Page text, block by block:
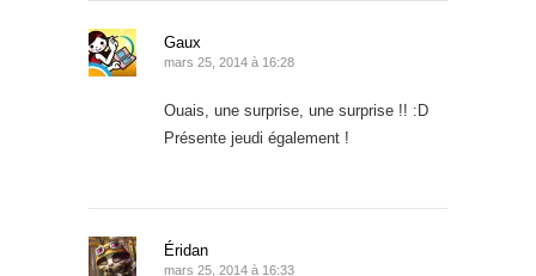
Gaux
mars 25, 2014 à 16:28
Ouais, une surprise, une surprise !! :D
Présente jeudi également !
Éridan
mars 25, 2014 à 16:33